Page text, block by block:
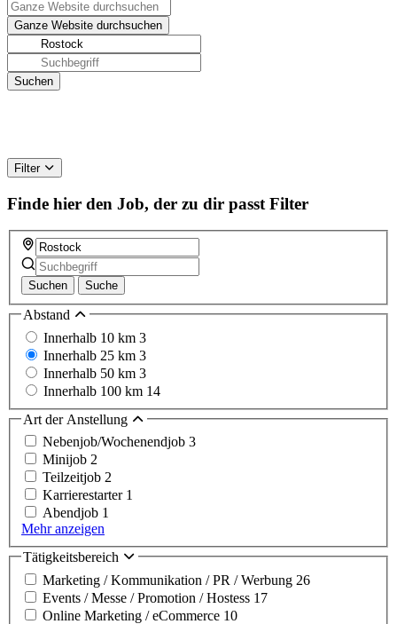
Filter
Finde hier den Job, der zu dir passt Filter
Suchen Suche
Abstand
Innerhalb 10 km 3
Innerhalb 25 km 3
Innerhalb 50 km 3
Innerhalb 100 km 14
Art der Anstellung
Nebenjob/Wochenendjob 3
Minijob 2
Teilzeitjob 2
Karrierestarter 1
Abendjob 1
Mehr anzeigen
Tätigkeitsbereich
Marketing / Kommunikation / PR / Werbung 26
Events / Messe / Promotion / Hostess 17
Online Marketing / eCommerce 10